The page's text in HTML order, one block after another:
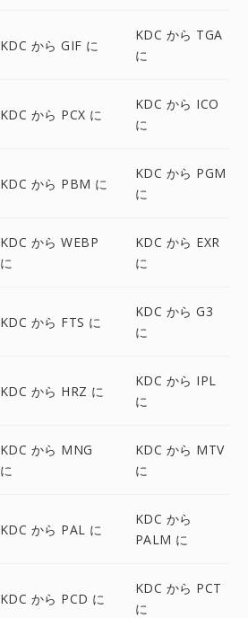
KDC から GIF に
KDC から TGA
に
KDC から PCX に
KDC から ICO
に
KDC から PBM に
KDC から PGM
に
KDC から WEBP
に
KDC から EXR
に
KDC から FTS に
KDC から G3
に
KDC から HRZ に
KDC から IPL
に
KDC から MNG
に
KDC から MTV
に
KDC から PAL に
KDC から
PALM に
KDC から PCD に
KDC から PCT
に